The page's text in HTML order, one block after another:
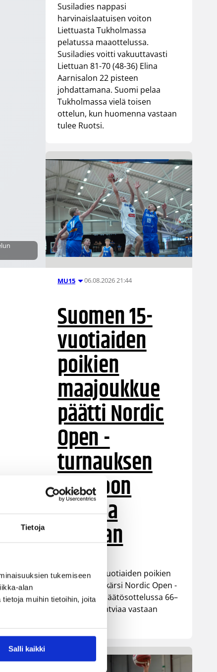
Tietoja
tukemiseen
alan
muihin tietoihin, joita
Salli kaikki
Susiladies nappasi
harvinaislaatuisen voiton
Liettuasta Tukholmassa
pelatussa maaottelussa.
Susiladies voitti vakuuttavasti
Liettuan 81-70 (48-36) Elina
Aarnisalon 22 pisteen
johdattamana. Suomi pelaa
Tukholmassa vielä toisen
ottelun, kun huomenna vastaan
tulee Ruotsi.
MU15 06.08.2026 21:44
Suomen 15-
vuotiaiden
poikien
maajoukkue
päätti Nordic
Open -
turnauksen
tappioon
Latviaa
vastaan
Suomen 15-vuotiaiden poikien
maajoukkue kärsi Nordic Open -
turnauksen päätösottelussa 66–
74-tappion Latviaa vastaan